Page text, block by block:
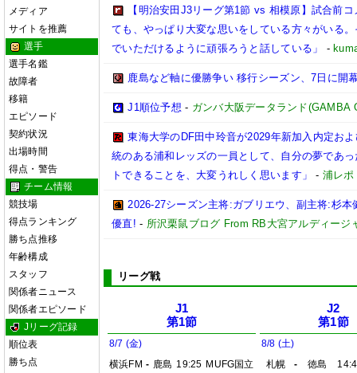
メディア
サイトを推薦
選手
選手名鑑
故障者
移籍
エピソード
契約状況
出場時間
得点・警告
チーム情報
競技場
得点ランキング
勝ち点推移
年齢構成
スタッフ
関係者ニュース
関係者エピソード
Jリーグ記録
順位表
勝ち点
【明治安田J3リーグ第1節 vs 相模原】試合前
ても、やっぱり大変な思いをしている方々がいる
でいただけるように頑張ろうと話している」
-
鹿島など軸に優勝争い 移行シーズン、7日に開
J1順位予想 - ガンバ大阪データランド(GAMBA
東海大学のDF田中玲音が2029年新加入内定お
統のある浦和レッズの一員として、自分の夢であ
トできることを、大変うれしく思います」
- 浦レ
2026-27シーズン主将:ガブリエウ、副主将:杉
優直! - 所沢栗鼠ブログ From RB大宮アルディージ
リーグ戦
J1
第1節
8/7 (金)
横浜FM - 鹿島 19:25 MUFG国立
J2
第1節
8/8 (土)
札幌
- 徳島